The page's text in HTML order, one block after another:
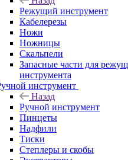
Режущий инструмент
Кабелерезы
Ножи
Ножницы
Скальпели
Запасные части для
инструмента
инструмент
Назад
Ручной инструмент
Пинцеты
Надфили
Тиски
Степлеры и скобы